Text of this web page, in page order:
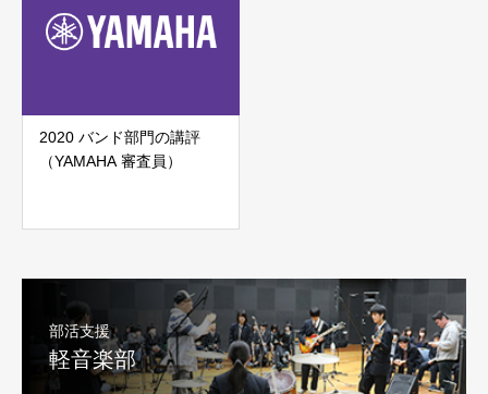
2020 バンド部門の講評
（YAMAHA 審査員）
部活支援
軽音楽部